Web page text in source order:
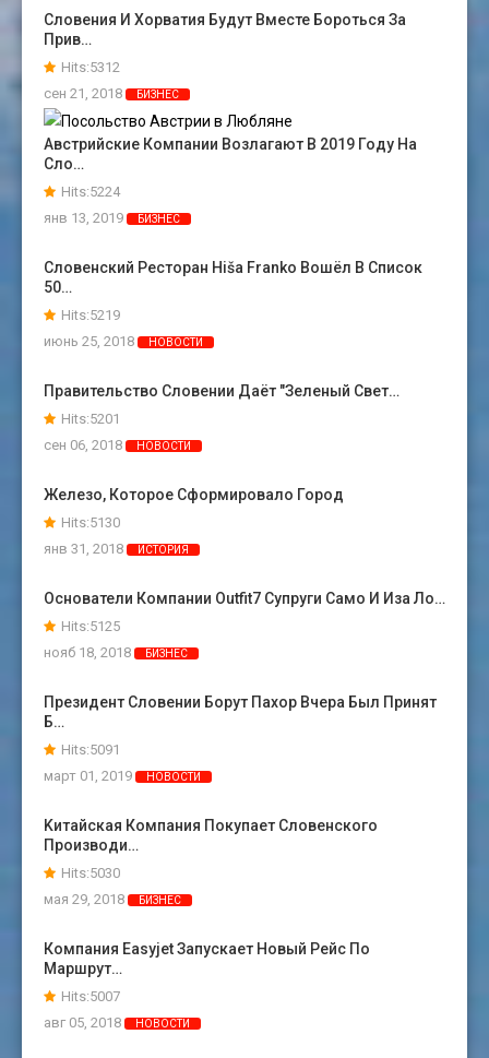
Словения И Хорватия Будут Вместе Бороться За
Прив…
Hits:5312
сен 21, 2018
БИЗНЕС
Австрийские Компании Возлагают В 2019 Году На
Сло…
Hits:5224
янв 13, 2019
БИЗНЕС
Словенский Ресторан Hiša Franko Вошёл В Список
50…
Hits:5219
июнь 25, 2018
НОВОСТИ
Правительство Словении Даёт "зеленый Свет…
Hits:5201
сен 06, 2018
НОВОСТИ
Железо, Которое Сформировало Город
Hits:5130
янв 31, 2018
ИСТОРИЯ
Основатели Компании Outfit7 Супруги Само И Иза Ло…
Hits:5125
нояб 18, 2018
БИЗНЕС
Президент Словении Борут Пахор Вчера Был Принят
Б…
Hits:5091
март 01, 2019
НОВОСТИ
Kитайская Компания Покупает Словенского
Производи…
Hits:5030
мая 29, 2018
БИЗНЕС
Компания Easyjet Запускает Новый Рейс По
Маршрут…
Hits:5007
авг 05, 2018
НОВОСТИ